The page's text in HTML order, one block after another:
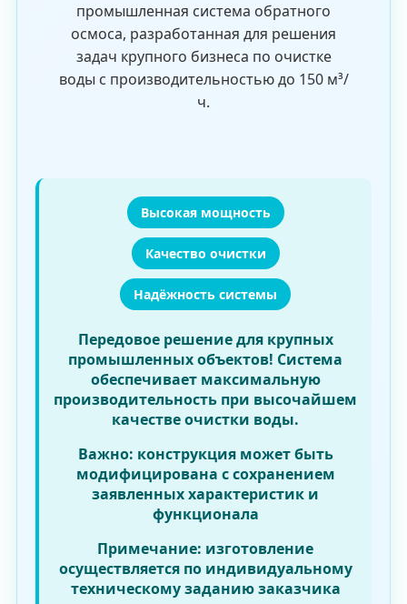
промышленная система обратного
осмоса, разработанная для решения
задач крупного бизнеса по очистке
воды с производительностью до 150 м³/
ч.
Высокая мощность
Качество очистки
Надёжность системы
Передовое решение для крупных
промышленных объектов! Система
обеспечивает максимальную
производительность при высочайшем
качестве очистки воды.
Важно: конструкция может быть
модифицирована с сохранением
заявленных характеристик и
функционала
Примечание: изготовление
осуществляется по индивидуальному
техническому заданию заказчика